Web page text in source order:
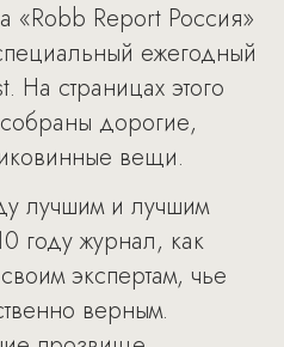
«Robb Report Россия»
ежегодный
На страницах этого
дорогие,
вещи.
лучшим и лучшим
году журнал, как
экспертам, чье
верным.